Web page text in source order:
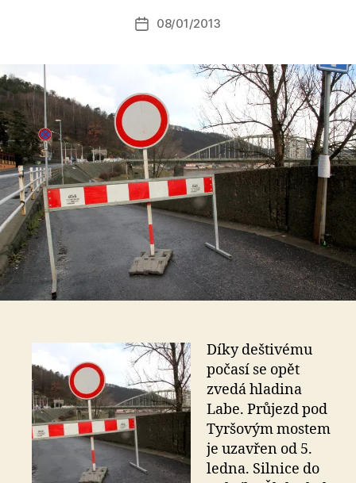
Autor
příspěvku
a
s
o
Datum
08/01/2013
Díky deštivému
počasí se opět
zvedá hladina
Labe. Průjezd pod
Tyršovým mostem
je uzavřen od 5.
ledna. Silnice do